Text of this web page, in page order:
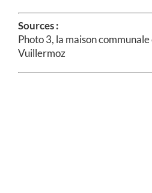
Sources :
Photo 3, la maison
Vuillermoz